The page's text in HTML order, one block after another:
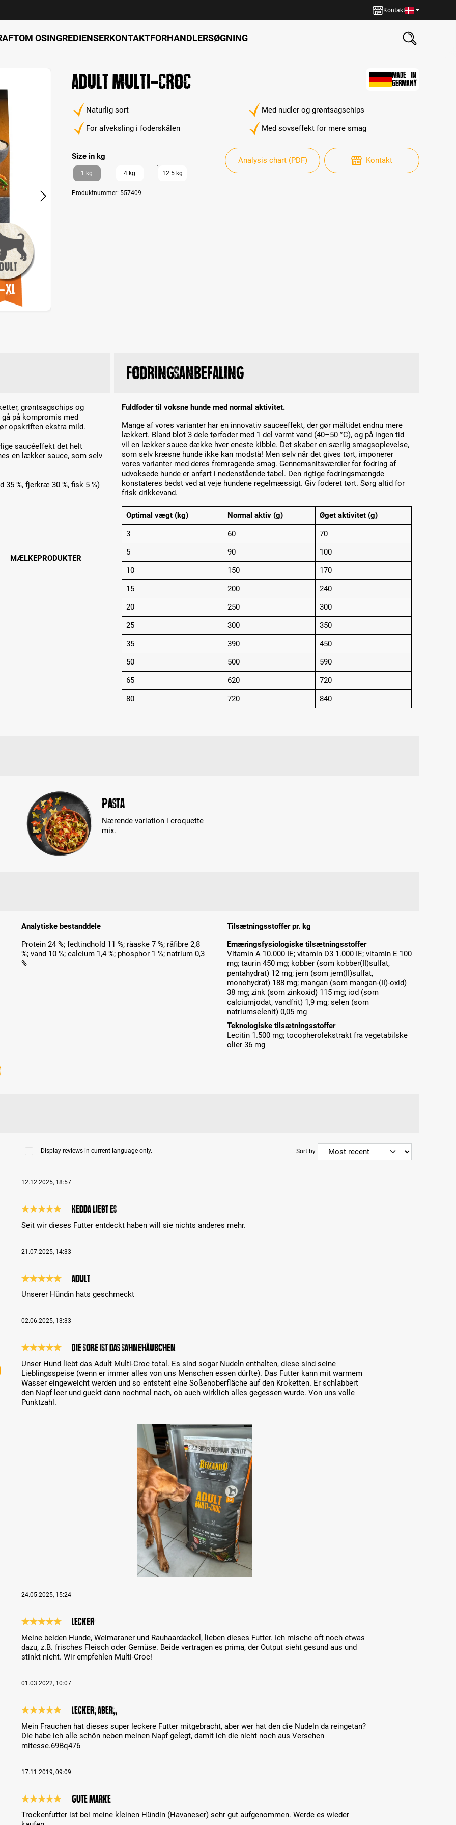
Kontakt
OM OSINGREDIENSERKONTAKTFORHANDLERSØGNING
Adult Multi-Croc
MADE IN
GERMANY
Naturlig sort
Med nudler og grøntsagschips
For afveksling i foderskålen
Med sovseffekt for mere smag
Select
Size in kg
1 kg 4 kg 12.5 kg
Produktnummer: 557409
Analysis chart (PDF) Kontakt
grøntsagschips og
på kompromis med
opskriften ekstra mild.
saucéeffekt det helt
en lækker sauce, som selv
35 %, fjerkræ 30 %, fisk 5 %)
MÆLKEPRODUKTER
Pasta
Nærende variation i croquette
mix.
Fodringsanbefaling
Fuldfoder til voksne hunde med normal aktivitet.
Mange af vores varianter har en innovativ sauceeffekt, der gør måltidet endnu mere
lækkert. Bland blot 3 dele tørfoder med 1 del varmt vand (40–50 °C), og på ingen tid
vil en lækker sauce dække hver eneste kibble. Det skaber en særlig smagsoplevelse,
som selv kræsne hunde ikke kan modstå! Men selv når det gives tørt, imponerer
vores varianter med deres fremragende smag. Gennemsnitsværdier for fodring af
udvoksede hunde er anført i nedenstående tabel. Den rigtige fodringsmængde
konstateres bedst ved at veje hundene regelmæssigt. Giv foderet tørt. Sørg altid for
frisk drikkevand.
Optimal vægt (kg) Normal aktiv (g)
Øget aktivitet (g)
3
60
70
5
90
100
10
150
170
15
200
240
20
250
300
25
300
350
35
390
450
50
500
590
65
620
720
80
720 840
Analytiske bestanddele
Protein 24 %; fedtindhold 11 %; råaske 7 %; råfibre 2,8
%; vand 10 %; calcium 1,4 %; phosphor 1 %; natrium 0,3
%
Tilsætningsstoffer pr. kg
Ernæringsfysiologiske tilsætningsstoffer
Vitamin A 10.000 IE; vitamin D3 1.000 IE; vitamin E 100
mg; taurin 450 mg; kobber (som kobber(II)sulfat,
pentahydrat) 12 mg; jern (som jern(II)sulfat,
monohydrat) 188 mg; mangan (som mangan-(II)-oxid)
38 mg; zink (som zinkoxid) 115 mg; iod (som
calciumjodat, vandfrit) 1,9 mg; selen (som
natriumselenit) 0,05 mg
Teknologiske tilsætningsstoffer
Lecitin 1.500 mg; tocopherolekstrakt fra vegetabilske
olier 36 mg
Display reviews in current language only. Sort by
12.12.2025, 18:57
Hedda liebt es
Seit wir dieses Futter entdeckt haben will sie nichts anderes mehr.
21.07.2025, 14:33
Adult
Unserer Hündin hats geschmeckt
02.06.2025, 13:33
Die Soße ist das Sahnehäubchen
Unser Hund liebt das Adult Multi-Croc total. Es sind sogar Nudeln enthalten, diese sind seine
Lieblingsspeise (wenn er immer alles von uns Menschen essen dürfte). Das Futter kann mit warmem
Wasser eingeweicht werden und so entsteht eine Soßenoberfläche auf den Kroketten. Er schlabbert
den Napf ‎leer und guckt dann nochmal nach, ob auch wirklich alles gegessen wurde. Von uns volle
Punktzahl.
24.05.2025, 15:24
Lecker
Meine beiden Hunde, Weimaraner und Rauhaardackel, lieben dieses Futter. Ich mische oft noch etwas
dazu, z.B. frisches Fleisch oder Gemüse. Beide vertragen es prima, der Output sieht gesund aus und
stinkt nicht. Wir empfehlen Multi-Croc!
01.03.2022, 10:07
Lecker, aber…,,
Mein Frauchen hat dieses super leckere Futter mitgebracht, aber wer hat den die Nudeln da reingetan?
Die habe ich alle schön neben meinen Napf gelegt, damit ich die nicht noch aus Versehen
mitesse.69Bq476
17.11.2019, 09:09
Gute Marke
Trockenfutter ist bei meine kleinen Hündin (Havaneser) sehr gut aufgenommen. Werde es wieder